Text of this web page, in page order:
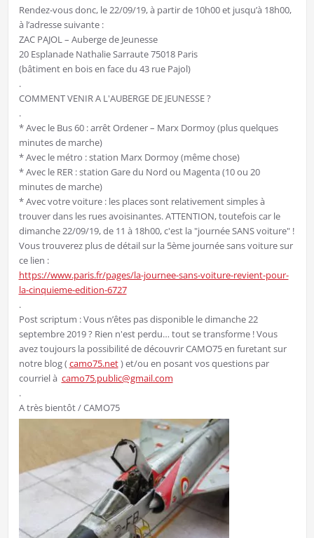
Rendez-vous donc, le 22/09/19, à partir de 10h00 et jusqu’à 18h00,
à l’adresse suivante :
ZAC PAJOL – Auberge de Jeunesse
20 Esplanade Nathalie Sarraute 75018 Paris
(bâtiment en bois en face du 43 rue Pajol)
.
COMMENT VENIR A L'AUBERGE DE JEUNESSE ?
.
* Avec le Bus 60 : arrêt Ordener – Marx Dormoy (plus quelques
minutes de marche)
* Avec le métro : station Marx Dormoy (même chose)
* Avec le RER : station Gare du Nord ou Magenta (10 ou 20
minutes de marche)
* Avec votre voiture : les places sont relativement simples à
trouver dans les rues avoisinantes. ATTENTION, toutefois car le
dimanche 22/09/19, de 11 à 18h00, c'est la "journée SANS voiture" !
Vous trouverez plus de détail sur la 5ème journée sans voiture sur
ce lien :
https://www.paris.fr/pages/la-journee-sans-voiture-revient-pour-
la-cinquieme-edition-6727
.
Post scriptum : Vous n’êtes pas disponible le dimanche 22
septembre 2019 ? Rien n'est perdu… tout se transforme ! Vous
avez toujours la possibilité de découvrir CAMO75 en furetant sur
notre blog ( camo75.net) et/ou en posant vos questions par
courriel à camo75.public@gmail.com
.
A très bientôt / CAMO75